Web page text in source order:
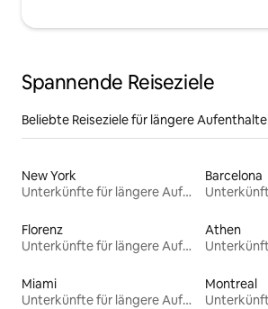
Spannende Reiseziele
Beliebte Reiseziele für längere Aufenthalte
New York
Unterkünfte für längere Aufenthalte
Barcelona
Florenz
Unterkünfte für längere Aufenthalte
Athen
Miami
Unterkünfte für längere Aufenthalte
Montreal